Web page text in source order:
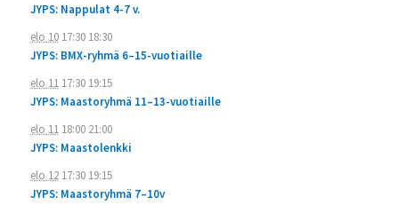
JYPS: Nappulat 4-7 v.
elo 1017:30 18:30
JYPS: BMX-ryhmä 6–15-vuotiaille
elo 1117:30 19:15
JYPS: Maastoryhmä 11–13-vuotiaille
elo 1118:00 21:00
JYPS: Maastolenkki
elo 1217:30 19:15
JYPS: Maastoryhmä 7–10v